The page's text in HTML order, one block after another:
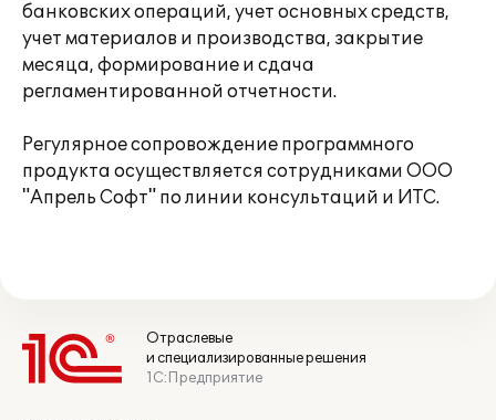
банковских операций, учет основных средств,
учет материалов и производства, закрытие
месяца, формирование и сдача
регламентированной отчетности.
Регулярное сопровождение программного
продукта осуществляется сотрудниками ООО
"Апрель Софт" по линии консультаций и ИТС.
Отраслевые
и специализированные решения
1С:Предприятие